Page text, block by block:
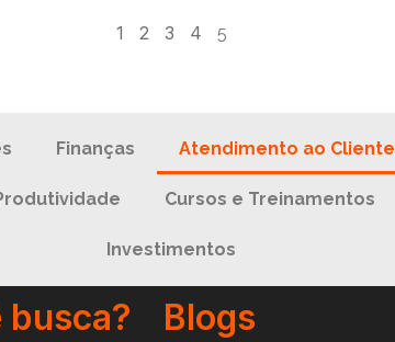
1 2 3 4 5
Finanças Atendimento ao Cliente
Cursos e Treinamentos
Investimentos
busca? Blogs